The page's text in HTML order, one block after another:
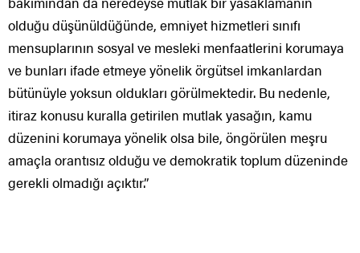
olduğu düşünüldüğünde, emniyet hizmetleri sınıfı
mensuplarının sosyal ve mesleki menfaatlerini korumaya
ve bunları ifade etmeye yönelik örgütsel imkanlardan
bütünüyle yoksun oldukları görülmektedir. Bu nedenle,
itiraz konusu kuralla getirilen mutlak yasağın, kamu
düzenini korumaya yönelik olsa bile, öngörülen meşru
amaçla orantısız olduğu ve demokratik toplum düzeninde
gerekli olmadığı açıktır.”